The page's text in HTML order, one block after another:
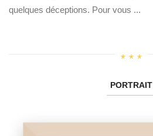
quelques déceptions. Pour vous ...
PORTRAIT